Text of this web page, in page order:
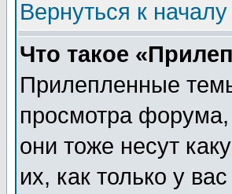
Вернуться к началу
Что такое
Прилепленные
просмотра
они тоже несут
их, как только у